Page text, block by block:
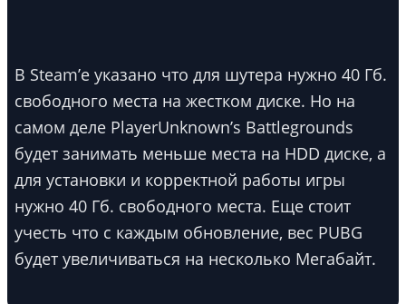
В Steam’е указано что для шутера нужно 40 Гб.
свободного места на жестком диске. Но на
самом деле PlayerUnknown’s Battlegrounds
будет занимать меньше места на HDD диске, а
для установки и корректной работы игры
нужно 40 Гб. свободного места. Еще стоит
учесть что с каждым обновление, вес PUBG
будет увеличиваться на несколько Мегабайт.